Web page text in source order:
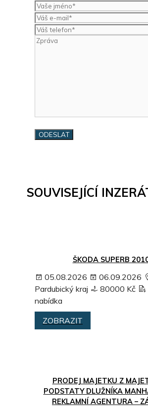
SOUVISEJÍCÍ
ŠKODA SUPERB
05.08.2026 06.09.2026
Pardubický kraj
80000 Kč
nabídka
ZOBRAZIT
PRODEJ MAJETKU Z
PODSTATY DLUŽNÍKA
REKLAMNÍ AGENTURA –